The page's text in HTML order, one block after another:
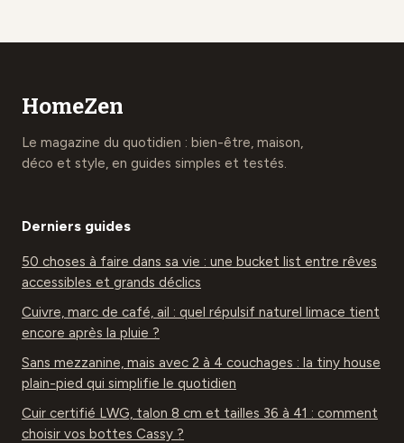
HomeZen
Le magazine du quotidien : bien-être, maison,
déco et style, en guides simples et testés.
Derniers guides
50 choses à faire dans sa vie : une bucket list entre rêves
accessibles et grands déclics
Cuivre, marc de café, ail : quel répulsif naturel limace tient
encore après la pluie ?
Sans mezzanine, mais avec 2 à 4 couchages : la tiny house
plain-pied qui simplifie le quotidien
Cuir certifié LWG, talon 8 cm et tailles 36 à 41 : comment
choisir vos bottes Cassy ?